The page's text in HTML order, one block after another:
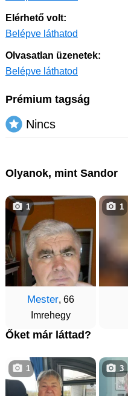
Elérhető volt:
Belépve láthatod
Olvasatlan üzenetek:
Belépve láthatod
Prémium tagság
Nincs
Olyanok, mint Sandor
Mester, 66
Imrehegy
1 1
Őket már láttad?
1 3